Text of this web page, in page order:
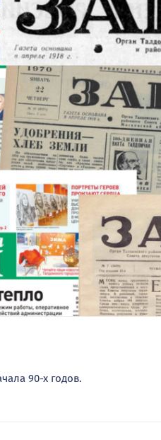
90-х годов.